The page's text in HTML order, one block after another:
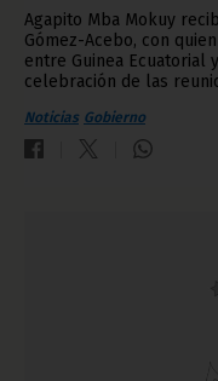
Agapito Mba Mokuy
Gómez-Acebo, con
entre Guinea Ecuatorial
celebración de las
Noticias Gobierno